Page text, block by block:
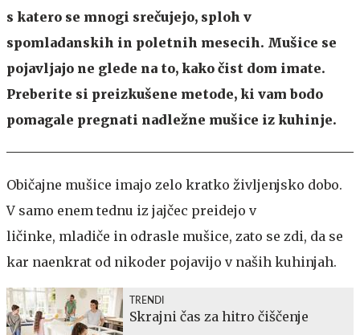
s katero se mnogi srečujejo, sploh v
spomladanskih in poletnih mesecih. Mušice se
pojavljajo ne glede na to, kako čist dom imate.
Preberite si preizkušene metode, ki vam bodo
pomagale pregnati nadležne mušice iz kuhinje.
Običajne mušice imajo zelo kratko življenjsko dobo.
V samo enem tednu iz jajčec preidejo v
ličinke, mladiče in odrasle mušice, zato se zdi, da se
kar naenkrat od nikoder pojavijo v naših kuhinjah.
TRENDI
Skrajni čas za hitro čiščenje